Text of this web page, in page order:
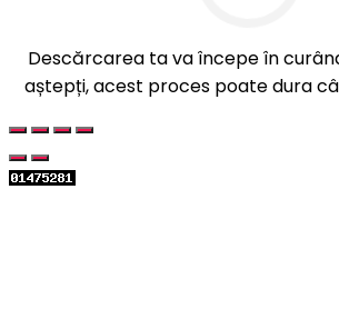
Descărcarea ta va începe în
aștepți, acest proces poate dura